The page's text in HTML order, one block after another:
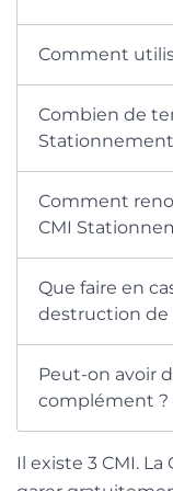
Comment
Combien de
Comment
CMI
Que faire en
destruction de
Peut-on avoir
complément ?
Il existe 3 CMI. La